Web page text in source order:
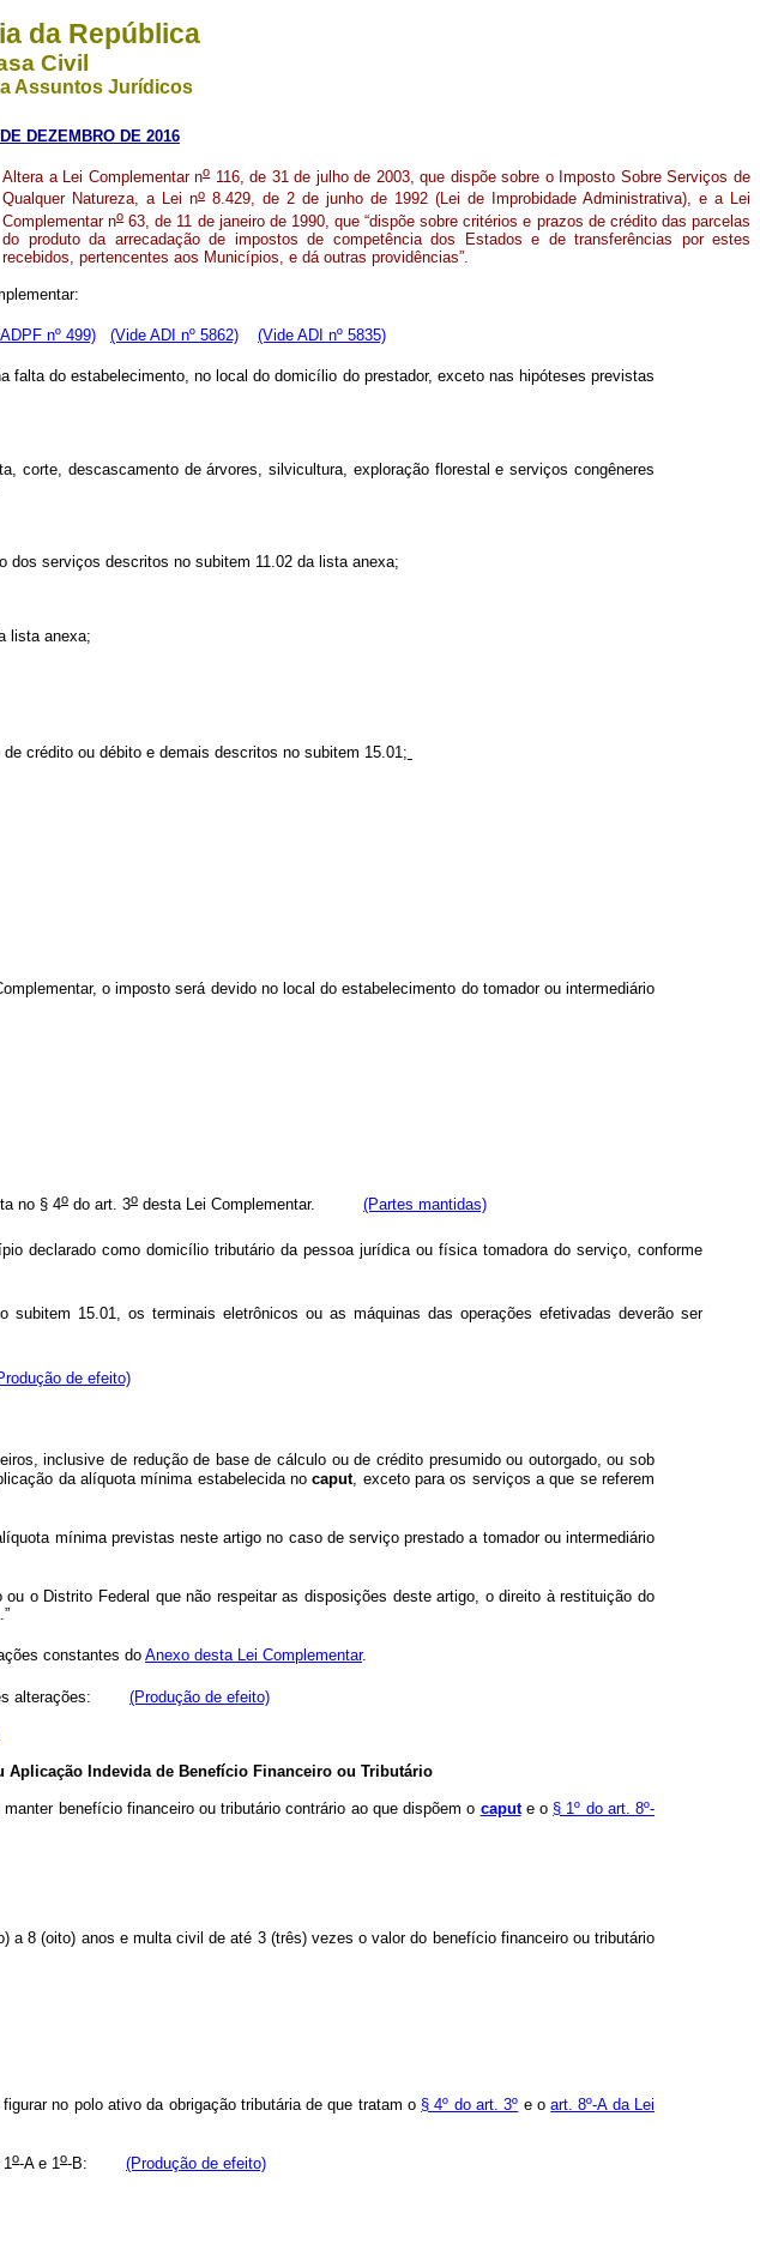
da República
Civil
Assuntos Jurídicos
DEZEMBRO DE 2016
Altera a Lei Complementar no116, de 31 de julho de 2003, que dispõe sobre o Imposto Sobre Serviços de
Qualquer Natureza, a Lei no 8.429, de 2 de junho de 1992 (Lei de Improbidade Administrativa), e a Lei
Complementar no63, de 11 de janeiro de 1990, que “dispõe sobre critérios e prazos de crédito das parcelas
do produto da arrecadação de impostos de competência dos Estados e de transferências por estes
recebidos, pertencentes aos Municípios, e dá outras providências”.
nº 499) (Vide ADI nº 5862) (Vide ADI nº 5835)
do estabelecimento, no local do domicílio do prestador, exceto nas hipóteses previstas
corte, descascamento de árvores, silvicultura, exploração florestal e serviços congêneres
serviços descritos no subitem 11.02 da lista anexa;
lista anexa;
crédito ou débito e demais descritos no subitem 15.01;
o imposto será devido no local do estabelecimento do tomador ou intermediário
no § 4o do art. 3o desta Lei Complementar. (Partes mantidas)
como domicílio tributário da pessoa jurídica ou física tomadora do serviço, conforme
15.01, os terminais eletrônicos ou as máquinas das operações efetivadas deverão ser
de efeito)
inclusive de redução de base de cálculo ou de crédito presumido ou outorgado, ou sob
da alíquota mínima estabelecida nocaput, exceto para os serviços a que se referem
mínima previstas neste artigo no caso de serviço prestado a tomador ou intermediário
o Distrito Federal que não respeitar as disposições deste artigo, o direito à restituição do
constantes doAnexo desta Lei Complementar.
alterações: (Produção de efeito)
Aplicação Indevida de Benefício Financeiro ou Tributário
benefício financeiro ou tributário contrário ao que dispõem o caput e o § 1º do art. 8º-
8 (oito) anos e multa civil de até 3 (três) vezes o valor do benefício financeiro ou tributário
no polo ativo da obrigação tributária de que tratam o § 4º do art. 3º e oart. 8º-A da Lei
1o-A e 1o-B: (Produção de efeito)